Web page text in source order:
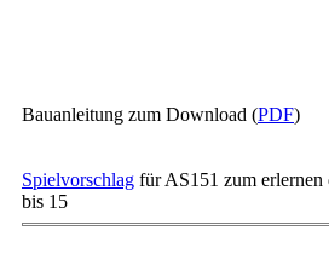
Bauanleitung zum Download (PDF)
Spielvorschlag für AS151 zum
bis 15